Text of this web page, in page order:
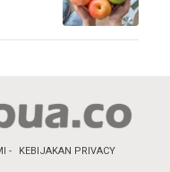
KEBIJAKAN PRIVACY